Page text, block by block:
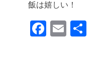
飯は嬉しい！
F
E